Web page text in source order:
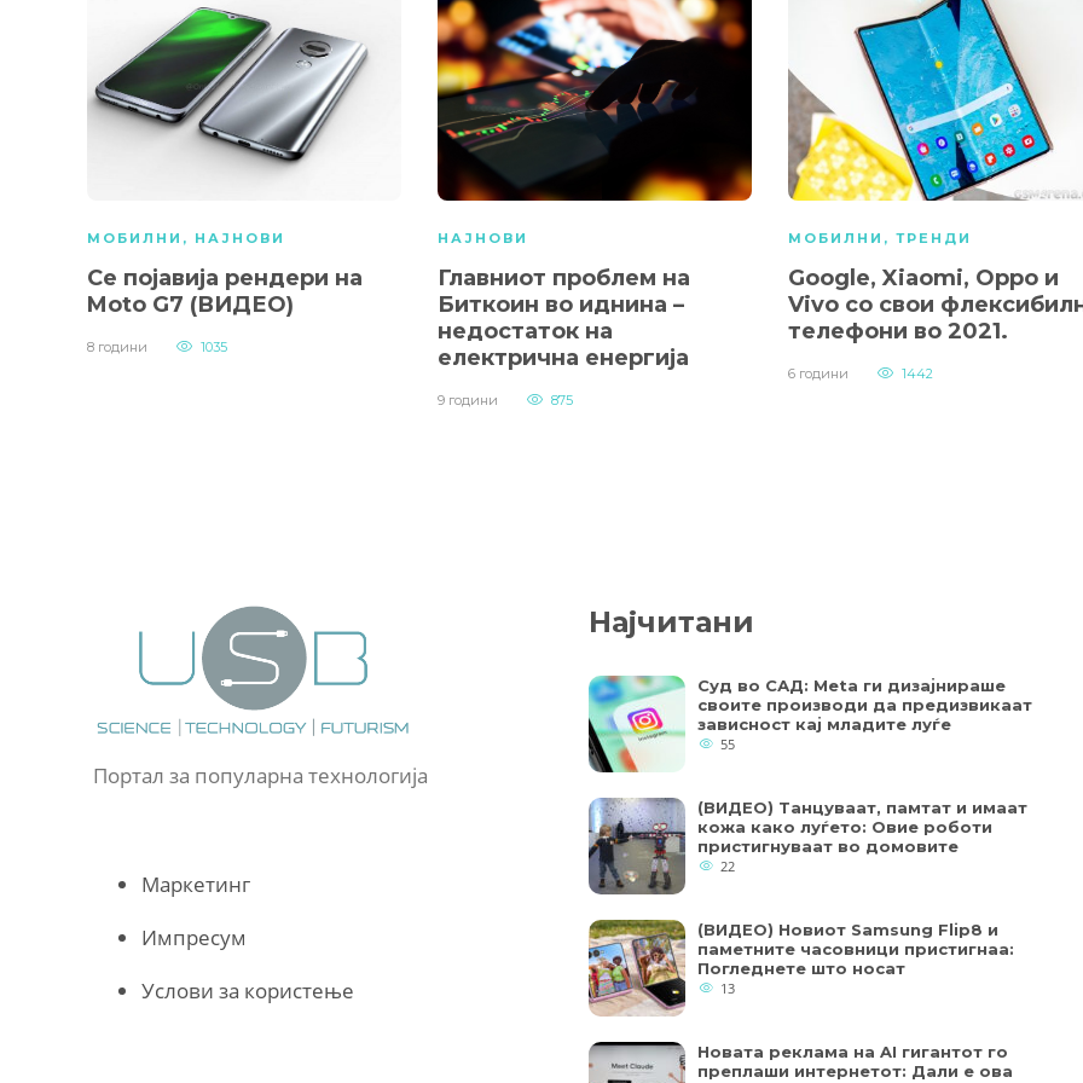
МОБИЛНИ , НАЈНОВИ
Се појавија рендери на
Moto G7 (ВИДЕО)
8 години 1035
НАЈНОВИ
Главниот проблем на
Биткоин во иднина –
недостаток на
електрична енергија
9 години 875
МОБИЛНИ , ТРЕНДИ
Google, Xiaomi, Oppo и
Vivo со свои
телефони во 2021.
6 години 1442
Портал за популарна технологија
Маркетинг
Импресум
Услови за користење
Најчитани
Суд во САД: Meta ги дизајнираше
своите производи да предизвикаат
зависност кај младите луѓе
55
(ВИДЕО) Танцуваат, памтат и имаат
кожа како луѓето: Овие роботи
пристигнуваат во домовите
22
(ВИДЕО) Новиот Samsung Flip8 и
паметните часовници пристигнаа:
Погледнете што носат
13
Новата реклама на AI гигантот го
преплаши интернетот: Дали е ова